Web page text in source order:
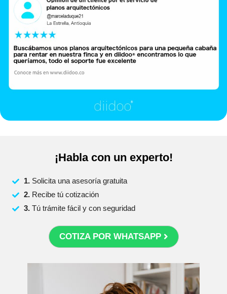
¡Habla con un experto!
1. Solicita una asesoría gratuita
2. Recibe tú cotización
3. Tú trámite fácil y con seguridad
COTIZA POR WHATSAPP